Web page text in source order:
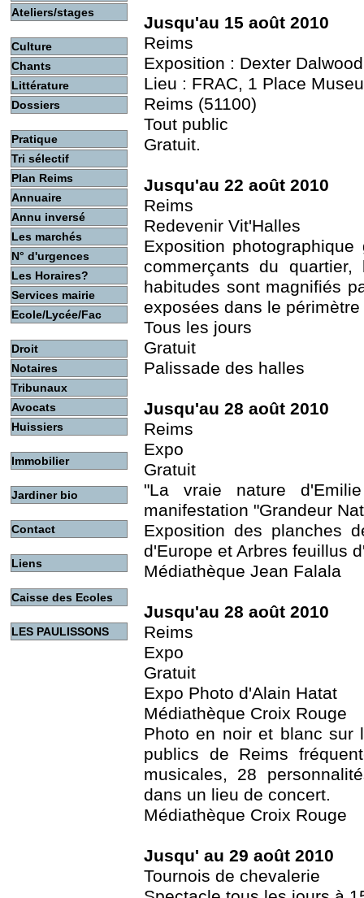
Ateliers/stages
Culture
Chants
Littérature
Dossiers
Pratique
Tri sélectif
Plan Reims
Annuaire
Annu inversé
Les marchés
N° d'urgences
Les Horaires?
Services mairie
Ecole/Lycée/Fac
Droit
Notaires
Tribunaux
Avocats
Huissiers
Immobilier
Jardiner bio
Contact
Liens
Caisse des Ecoles
LES PAULISSONS
Jusqu'au 15 août 2010
Reims
Exposition : Dexter Dalwood
Lieu : FRAC, 1 Place
Reims (51100)
Tout public
Gratuit.
Jusqu'au 22 août 2010
Reims
Redevenir Vit'Halles
Exposition
commerçants du
habitudes sont magnifiés
exposées dans le
Tous les jours
Gratuit
Palissade des halles
Jusqu'au 28 août 2010
Reims
Expo
Gratuit
"La vraie nature
manifestation "Grandeur
Exposition des planches
d'Europe et Arbres feuillus
Médiathèque Jean Falala
Jusqu'au 28 août 2010
Reims
Expo
Gratuit
Expo Photo d'Alain Hatat
Médiathèque Croix Rouge
Photo en noir et blanc sur
publics de Reims
musicales, 28
dans un lieu de concert.
Médiathèque Croix Rouge
Jusqu' au 29 août 2010
Tournois de chevalerie